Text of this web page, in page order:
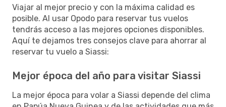
Viajar al mejor precio y con la máxima calidad es
posible. Al usar Opodo para reservar tus vuelos
tendrás acceso a las mejores opciones disponibles.
Aquí te dejamos tres consejos clave para ahorrar al
reservar tu vuelo a Siassi:
Mejor época del año para visitar Siassi
La mejor época para volar a Siassi depende del clima